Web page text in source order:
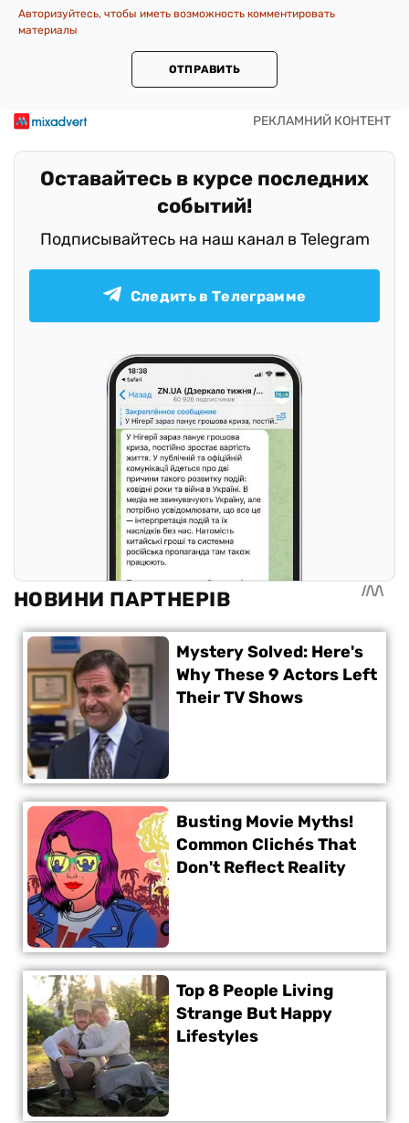
Авторизуйтесь, чтобы иметь возможность комментировать
материалы
ОТПРАВИТЬ
Оставайтесь в курсе последних
событий!
Подписывайтесь на наш канал в Telegram
Следить в Телеграмме